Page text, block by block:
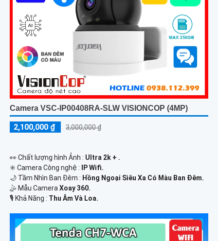
Camera VSC-IP00408RA-SLW VISIONCOP (4MP)
2,100,000 ₫ 3,000,000 ₫
️👀 Chất lượng hình Ảnh : Ultra 2k + .
✳️ Camera Công nghệ :
IP Wifi.
🌙 Tầm Nhìn Ban Đêm : Hồng Ngoại Siêu Xa Có Màu Ban Ðêm.
🤹 Mẫu Camera Xoay 360.
️🎙 Khả Năng : Thu Âm Và Loa.